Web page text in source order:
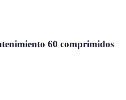
60 comprimidos